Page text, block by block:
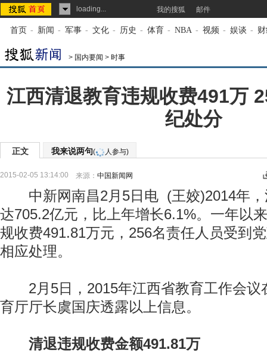
loading... 我的搜狐 邮件
首页 - 新闻 - 军事 - 文化 - 历史 - 体育 - NBA - 视频 - 娱谈 -
> 国内要闻 > 时事
江西清退教育违规收费491万
纪处分
正文 我来说两句( 人参与)
2015-02-05 13:14:00 来源： 中国新闻网
中新网南昌2月5日电 (王姣)2014年，
达705.2亿元，比上年增长6.1%。一年以
规收费491.81万元，256名责任人员受到
相应处理。
2月5日，2015年江西省教育工作会议
育厅厅长虞国庆透露以上信息。
清退违规收费金额491.81万